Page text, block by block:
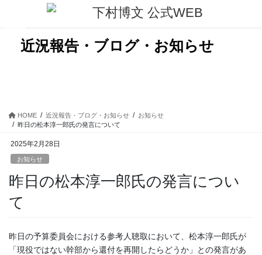
近況報告・ブログ・お知らせ
HOME 近況報告・ブログ・お知らせ
お知らせ
昨日の松本淳一郎氏の発言について
2025年2月28日
お知らせ
昨日の松本淳一郎氏の発言につい
て
昨日の予算委員会における参考人聴取において、松本淳一郎氏が
「現役ではない幹部から還付を再開したらどうか」との発言があ